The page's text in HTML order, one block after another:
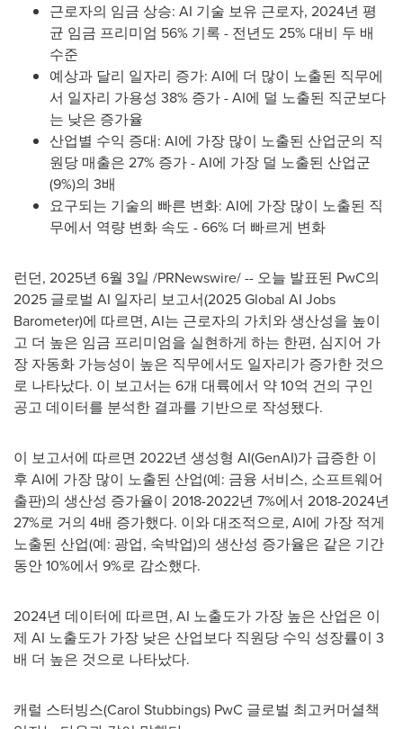
근로자의 임금 상승: AI 기술 보유 근로자, 2024년 평
균 임금 프리미엄 56% 기록 - 전년도 25% 대비 두 배
수준
예상과 달리 일자리 증가: AI에 더 많이 노출된 직무에
서 일자리 가용성 38% 증가 - AI에 덜 노출된 직군보다
는 낮은 증가율
산업별 수익 증대: AI에 가장 많이 노출된 산업군의 직
원당 매출은 27% 증가 - AI에 가장 덜 노출된 산업군
(9%)의 3배
요구되는 기술의 빠른 변화: AI에 가장 많이 노출된 직
무에서 역량 변화 속도 - 66% 더 빠르게 변화
런던, 2025년 6월 3일 /PRNewswire/ -- 오늘 발표된 PwC의
2025 글로벌 AI 일자리 보고서(2025 Global AI Jobs
Barometer)에 따르면, AI는 근로자의 가치와 생산성을 높이
고 더 높은 임금 프리미엄을 실현하게 하는 한편, 심지어 가
장 자동화 가능성이 높은 직무에서도 일자리가 증가한 것으
로 나타났다. 이 보고서는 6개 대륙에서 약 10억 건의 구인
공고 데이터를 분석한 결과를 기반으로 작성됐다.
이 보고서에 따르면 2022년 생성형 AI(GenAI)가 급증한 이
후 AI에 가장 많이 노출된 산업(예: 금융 서비스, 소프트웨어
출판)의 생산성 증가율이 2018-2022년 7%에서 2018-2024년
27%로 거의 4배 증가했다. 이와 대조적으로, AI에 가장 적게
노출된 산업(예: 광업, 숙박업)의 생산성 증가율은 같은 기간
동안 10%에서 9%로 감소했다.
2024년 데이터에 따르면, AI 노출도가 가장 높은 산업은 이
제 AI 노출도가 가장 낮은 산업보다 직원당 수익 성장률이 3
배 더 높은 것으로 나타났다.
캐럴 스터빙스(Carol Stubbings) PwC 글로벌 최고커머셜책